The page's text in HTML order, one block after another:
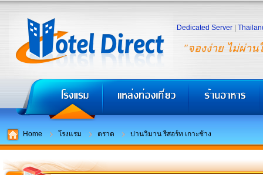
"จองง่าย ไม่ผ่าน
Dedicated Server
Home โรงแรม ตราด ปานวิมาน รีสอร์ท เกาะช้าง